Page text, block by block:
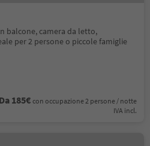
balcone, camera da letto,
per 2 persone o piccole famiglie
Da 185€ con occupazione 2 persone / notte
IVA incl.